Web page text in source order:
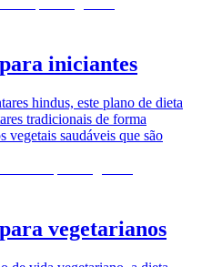
iniciantes
hindus, este plano de dieta
tradicionais de forma
saudáveis que são
vegetarianos